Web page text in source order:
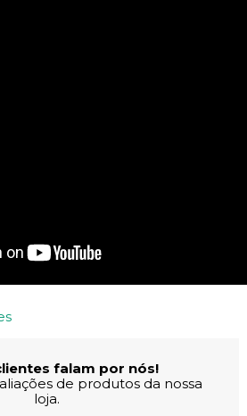
falam por nós!
de produtos da nossa
loja.